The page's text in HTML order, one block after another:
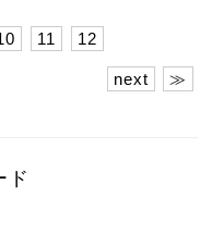
11 12
next ≫
ド